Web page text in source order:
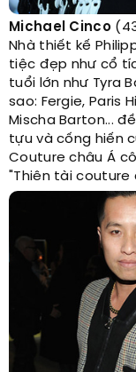
Michael Cinco
Nhà thiết kế
tiệc đẹp như cổ
tuổi lớn như Tyra
sao: Fergie, Paris
Mischa Barton...
tựu và cống hiến
Couture châu Á
"Thiên tài couture